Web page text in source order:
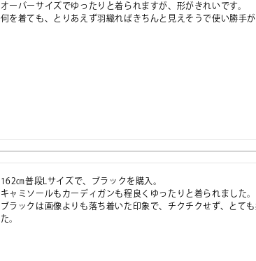
オーバーサイズでゆったりと着られますが、形がきれいです。
162㎝普段Lサイズで、ブラックを購入。
キャミソールもカーディガンも程良くゆったりと着られました。
ブラックは画像よりも落ち着いた印象で、チクチクせず、とて
た。